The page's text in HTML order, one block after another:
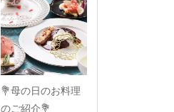
💐母の日のお料理
のご紹介💐